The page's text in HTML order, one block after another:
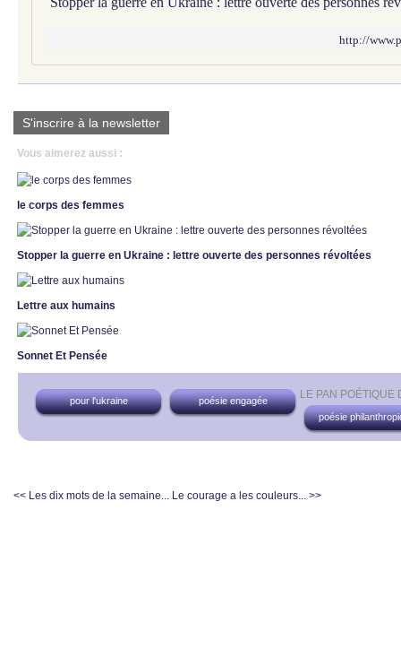
http://
S'inscrire à la newsletter
Vous aimerez aussi :
le corps des femmes
Stopper la guerre en Ukraine : lettre ouverte des personnes révoltées
Lettre aux humains
Sonnet Et Pensée
LE PAN
pour l'ukraine
poésie engagée
poésie
<< Les dix mots de la semaine... Le courage a les couleurs... >>